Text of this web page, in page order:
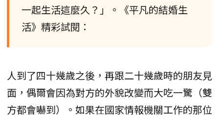
一起生活這麼久？」。《平凡的結婚生
活》精彩試閱：
人到了四十幾歲之後，再跟二十幾歲時的朋友見
面，偶爾會因為對方的外貌改變而大吃一驚（雙
方都會嚇到）。如果在國家情報機關工作的那位